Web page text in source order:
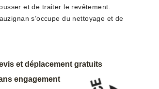
et de traiter le revêtement.
s’occupe du nettoyage et de
et déplacement gratuits
engagement